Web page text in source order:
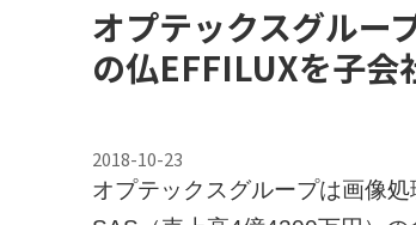
オプテックスグルー
の仏EFFILUXを子会
2018-10-23
オプテックスグループは画像